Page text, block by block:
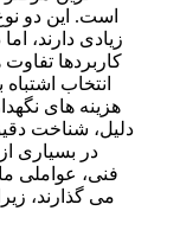
است. این دو
زیادی دارند،
کاربردها
انتخاب
هزینه های
دلیل، شناخت
در بسیاری
فنی، عواملی
می گذارند،